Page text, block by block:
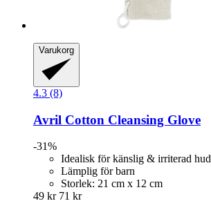
Varukorg
4.3 (8)
Avril Cotton Cleansing Glove
-31%
Idealisk för känslig & irriterad hud
Lämplig för barn
Storlek: 21 cm x 12 cm
49 kr 71 kr